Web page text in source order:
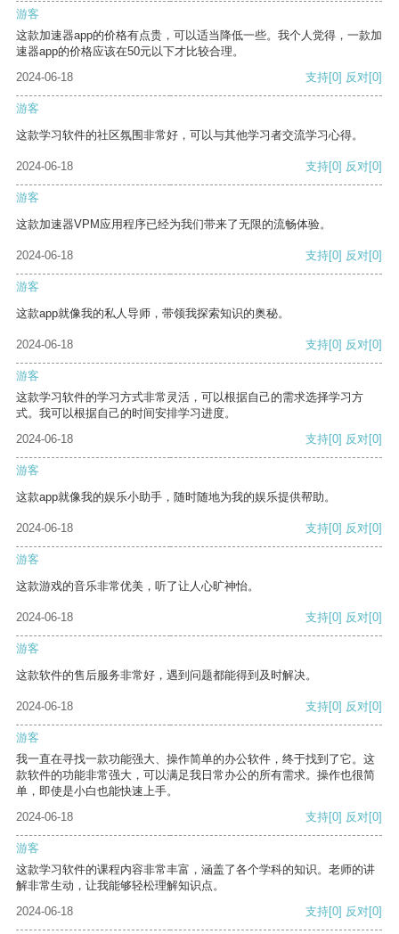
游客
这款加速器app的价格有点贵，可以适当降低一些。我个人觉得，一款加
速器app的价格应该在50元以下才比较合理。
2024-06-18
支持[0] 反对[0]
游客
这款学习软件的社区氛围非常好，可以与其他学习者交流学习心得。
2024-06-18 支持[0] 反对[0]
游客
这款加速器VPM应用程序已经为我们带来了无限的流畅体验。
2024-06-18 支持[0] 反对[0]
游客
这款app就像我的私人导师，带领我探索知识的奥秘。
2024-06-18 支持[0] 反对[0]
游客
这款学习软件的学习方式非常灵活，可以根据自己的需求选择学习方
式。我可以根据自己的时间安排学习进度。
2024-06-18
支持[0] 反对[0]
游客
这款app就像我的娱乐小助手，随时随地为我的娱乐提供帮助。
2024-06-18 支持[0] 反对[0]
游客
这款游戏的音乐非常优美，听了让人心旷神怡。
2024-06-18 支持[0] 反对[0]
游客
这款软件的售后服务非常好，遇到问题都能得到及时解决。
2024-06-18 支持[0] 反对[0]
游客
我一直在寻找一款功能强大、操作简单的办公软件，终于找到了它。这
款软件的功能非常强大，可以满足我日常办公的所有需求。操作也很简
单，即使是小白也能快速上手。
2024-06-18
支持[0] 反对[0]
游客
这款学习软件的课程内容非常丰富，涵盖了各个学科的知识。老师的讲
解非常生动，让我能够轻松理解知识点。
2024-06-18
支持[0] 反对[0]